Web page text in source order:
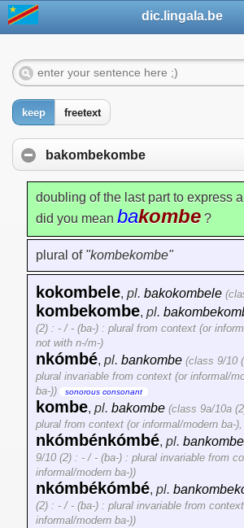
dic.lingala.be
keep freetext
bakombekombe
doubling of the last part to express
did you mean bakombe ?
plural of "kombekombe"
kokombele, pl. bakokombele
kombekombe, pl.
(2) : - / - (ba-) : plural from context (or
not with n-/m-)
nkómbé, pl. bankombe (class 9/10
plural invariable from context (or informal/
ba-))
sonorous consonant
kombe, pl. bakombe (class 9a/10a
plural from context (or informal/modern ba-
nkómbénkómbé, pl.
9/10 (2) : - / - (ba-) : plural invariable from
informal/modern ba-))
nkómbékómbé, pl.
(2) : - / - (ba-) : plural invariable from
informal/modern ba-))